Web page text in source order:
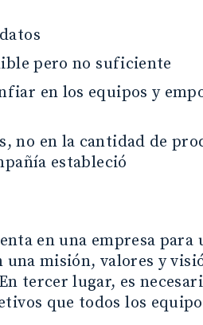
pero no suficiente
en los equipos y
no en la cantidad de
estableció
en una empresa para
misión, valores y
tercer lugar, es
que todos los